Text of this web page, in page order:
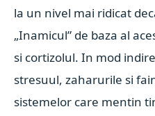
la un nivel mai ridicat
„Inamicul” de baza al
si cortizolul. In mod
stresuul, zaharurile si
sistemelor care mentin